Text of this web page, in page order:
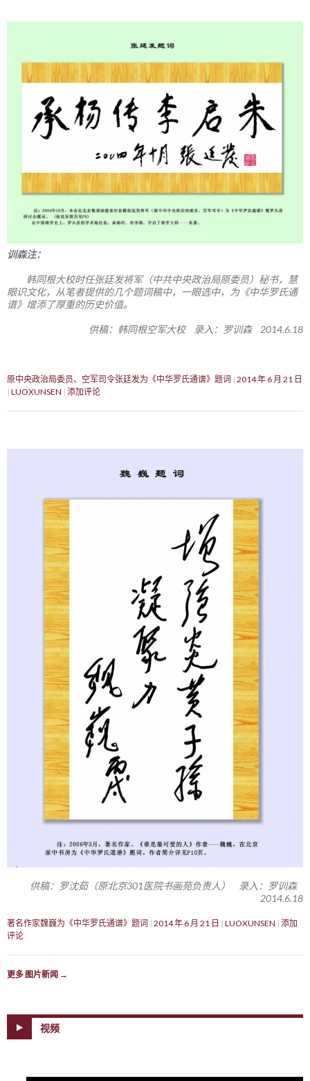
训森注：
韩同根大校时任张廷发将军（中共中央政治局原委员）秘书，慧
眼识文化，从笔者提供的几个题词稿中，一眼选中，为《中华罗氏通
谱》增添了厚重的历史价值。
供稿：韩同根空军大校 录入：罗训森 2014.6.18
原中央政治局委员、空军司令张廷发为《中华罗氏通谱》题词 2014 年 6 月 21 日
LUOXUNSEN 添加评论
供稿：罗沈茹（原北京301医院书画苑负责人） 录入：罗训森
2014.6.18
著名作家魏巍为《中华罗氏通谱》题词 2014 年 6 月 21 日 LUOXUNSEN 添加
评论
更多 图片新闻 →
视频